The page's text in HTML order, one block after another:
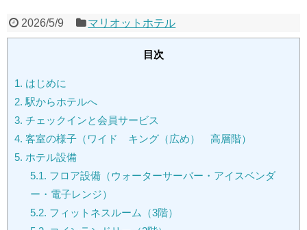
2026/5/9 マリオットホテル
目次
1. はじめに
2. 駅からホテルへ
3. チェックインと会員サービス
4. 客室の様子（ワイド キング（広め） 高層階）
5. ホテル設備
5.1. フロア設備（ウォーターサーバー・アイスベンダ
ー・電子レンジ）
5.2. フィットネスルーム（3階）